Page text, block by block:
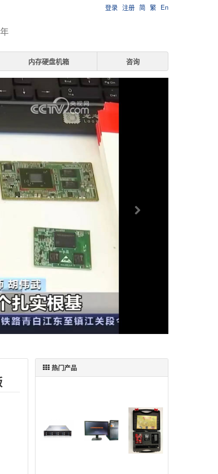
登录 注册 简 繁 En
内存硬盘机箱 咨询
热门产品